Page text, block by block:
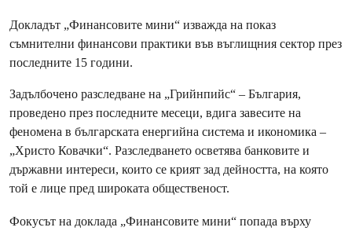
Докладът „Финансовите мини“ изважда на показ
съмнителни финансови практики във въглищния сектор през
последните 15 години.
Задълбочено разследване на „Грийнпийс“ – България,
проведено през последните месеци, вдига завесите на
феномена в българската енергийна система и икономика –
„Христо Ковачки“. Разследването осветява банковите и
държавни интереси, които се крият зад дейността, на която
той е лице пред широката общественост.
Фокусът на доклада „Финансовите мини“ попада върху